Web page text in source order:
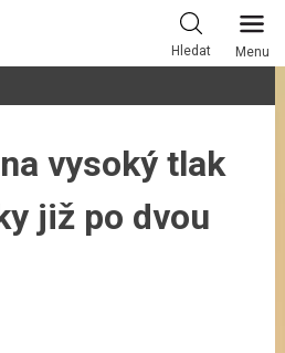
Hledat Menu
vysoký tlak
již po dvou